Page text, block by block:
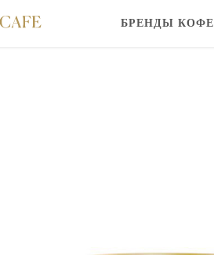
БРЕНДЫ КОФЕ